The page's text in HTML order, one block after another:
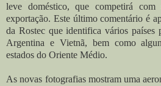
leve doméstico, que competirá
exportação. Este último comentário é
da Rostec que identifica vários
Argentina e Vietnã, bem como
estados do Oriente Médio.
As novas fotografias mostram uma